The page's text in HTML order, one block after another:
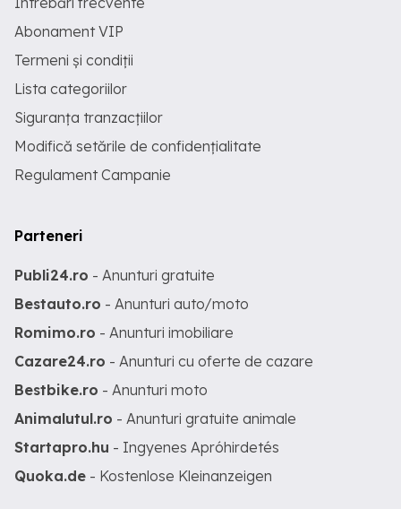
Abonament VIP
Termeni și condiții
Lista categoriilor
Siguranța tranzacțiilor
Modifică setările de confidențialitate
Regulament Campanie
Parteneri
Publi24.ro - Anunturi gratuite
Bestauto.ro - Anunturi auto/moto
Romimo.ro - Anunturi imobiliare
Cazare24.ro - Anunturi cu oferte de cazare
Bestbike.ro - Anunturi moto
Animalutul.ro - Anunturi gratuite animale
Startapro.hu - Ingyenes Apróhirdetés
Quoka.de - Kostenlose Kleinanzeigen